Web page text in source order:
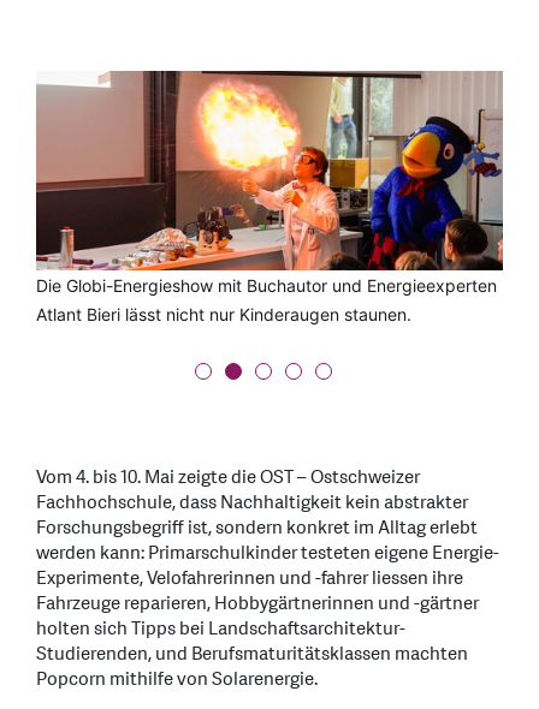
Schnittlauch, Tomaten, Thai-Basilikum – an der
Tauschbörse sind die kleinen Setzlinge beliebt.
Die Globi-Energieshow mit Buchautor und Energieexperten
Atlant Bieri lässt nicht nur Kinderaugen staunen.
Zum ersten Mal fanden in diesem Jahr die Green City Days
der Stadt Rapperswil-Jona mit der OST als Partnerin statt.
Tauschen statt wegwerfen und neu kaufen: Die
Kleidertauschbörse und das Repair Café@OST.
Auf dem Solardach der OST lernen
Berufsmaturitätsschülerinnen und -schüler mehr über
Vom 4. bis 10. Mai zeigte die OST – Ostschweizer
Fachhochschule, dass Nachhaltigkeit kein abstrakter
Forschungsbegriff ist, sondern konkret im Alltag erlebt
werden kann: Primarschulkinder testeten eigene Energie-
Experimente, Velofahrerinnen und -fahrer liessen ihre
Fahrzeuge reparieren, Hobbygärtnerinnen und -gärtner
holten sich Tipps bei Landschaftsarchitektur-
Studierenden, und Berufsmaturitätsklassen machten
Popcorn mithilfe von Solarenergie.